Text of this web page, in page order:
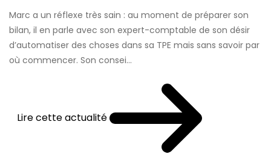
Marc a un réflexe très sain : au moment de préparer son
bilan, il en parle avec son expert-comptable de son désir
d’automatiser des choses dans sa TPE mais sans savoir par
où commencer. Son consei...
Lire cette actualité